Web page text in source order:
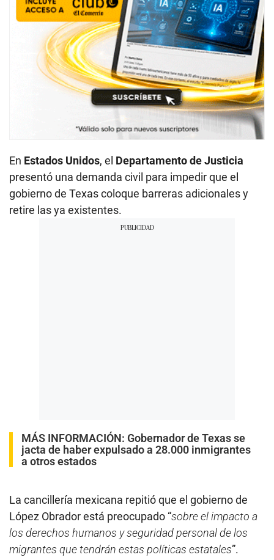
En Estados Unidos, el Departamento de Justicia
presentó una demanda civil para impedir que el
gobierno de Texas coloque barreras adicionales y
retire las ya existentes.
MÁS INFORMACIÓN: Gobernador de Texas se
jacta de haber expulsado a 28.000 inmigrantes
a otros estados
La cancillería mexicana repitió que el gobierno de
López Obrador está preocupado “sobre el impacto a
los derechos humanos y seguridad personal de los
migrantes que tendrán estas políticas estatales”.